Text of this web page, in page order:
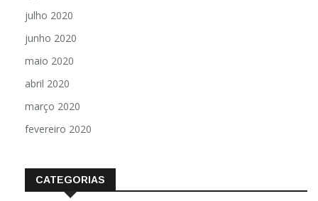
julho 2020
junho 2020
maio 2020
abril 2020
março 2020
fevereiro 2020
CATEGORIAS